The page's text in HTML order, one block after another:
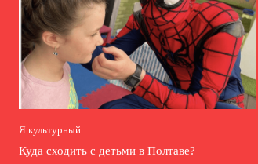
Я культурный
Куда сходить с детьми в Полтаве?